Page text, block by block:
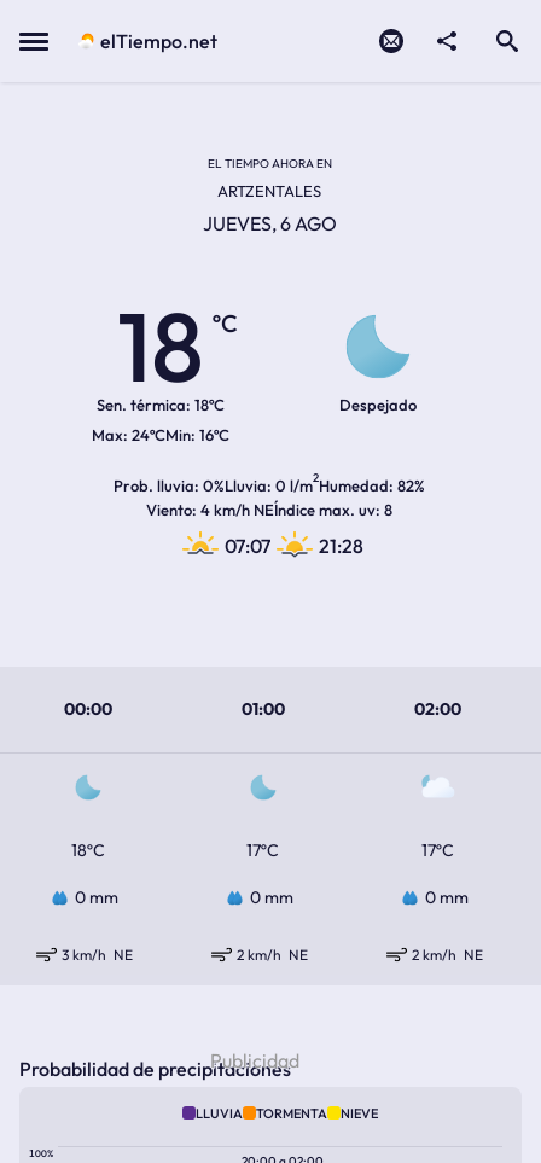
Menu elTiempo.net
EL TIEMPO AHORA EN
ARTZENTALES
JUEVES, 6 AGO
18
ºC
Sen. térmica: 18ºC
24ºC 16ºC
Despejado
Prob. lluvia 0%Lluvia 0 l/m2Humedad 82%
Viento 4 km/h NEÍndice max. uv 8
07:07 21:28
00:00 01:00 02:00
18ºC 17ºC 17ºC
0 mm 0 mm 0 mm
3 km/h NE 2 km/h NE 2 km/h NE
Probabilidad de precipitaciones
LLUVIA TORMENTA NIEVE
100%